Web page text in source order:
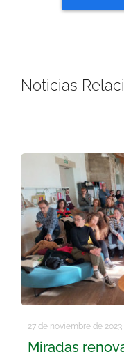
Noticias
27 de noviembre de 2023
Miradas